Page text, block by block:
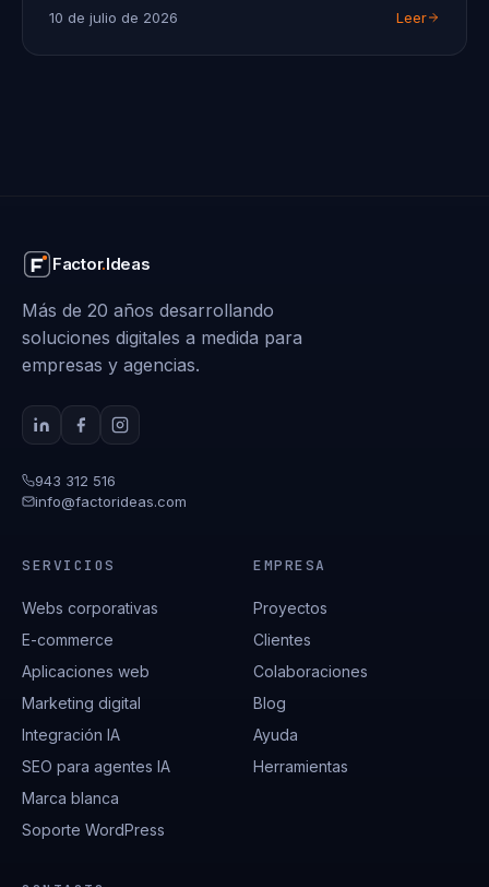
10 de julio de 2026 Leer
Factor.Ideas
Más de 20 años desarrollando
soluciones digitales a medida para
empresas y agencias.
943 312 516
info@factorideas.com
SERVICIOS
Webs corporativas
E-commerce
Aplicaciones web
Marketing digital
Integración IA
SEO para agentes IA
Marca blanca
Soporte WordPress
EMPRESA
Proyectos
Clientes
Colaboraciones
Blog
Ayuda
Herramientas